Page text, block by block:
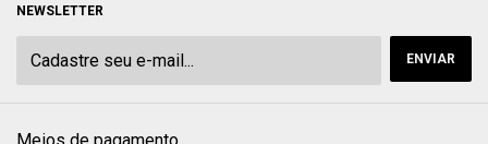
NEWSLETTER